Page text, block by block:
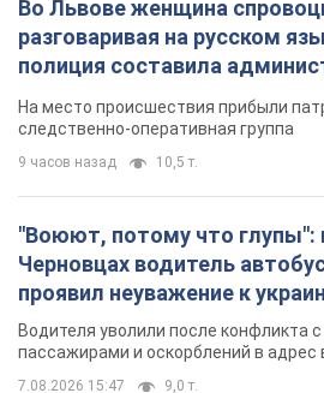
Черновцах водитель
проявил неуважение к
военным и поплатился за
Видео
пассажирами и оскорблений в адрес
"Не следит за
Киеве консультант салона
оскорбил женщину после
химиотерапии, разгорелся
Фото
женщины, заявив, что у нее "мужская